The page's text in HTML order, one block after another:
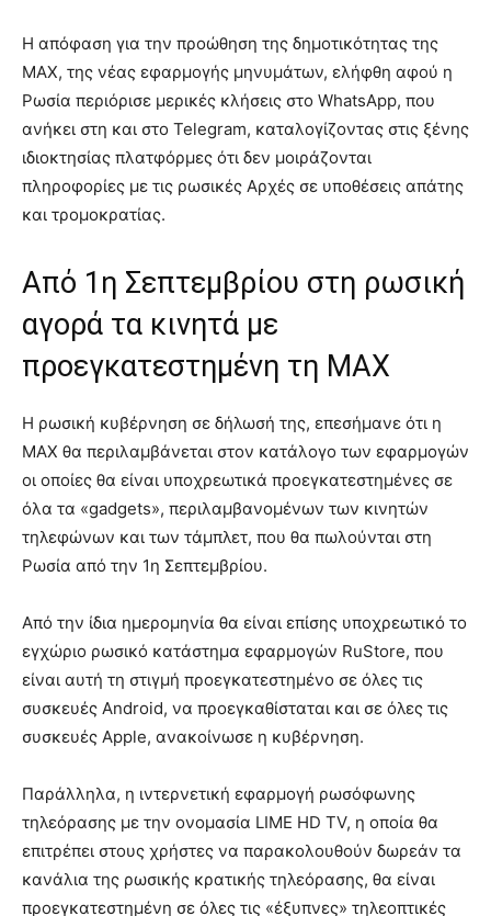
Η απόφαση για την προώθηση της δημοτικότητας της
MAX, της νέας εφαρμογής μηνυμάτων, ελήφθη αφού η
Ρωσία περιόρισε μερικές κλήσεις στο WhatsApp, που
ανήκει στη και στο Telegram, καταλογίζοντας στις ξένης
ιδιοκτησίας πλατφόρμες ότι δεν μοιράζονται
πληροφορίες με τις ρωσικές Αρχές σε υποθέσεις απάτης
και τρομοκρατίας.
Από 1η Σεπτεμβρίου στη ρωσική
αγορά τα κινητά με
προεγκατεστημένη τη MAX
Η ρωσική κυβέρνηση σε δήλωσή της, επεσήμανε ότι η
MAX θα περιλαμβάνεται στον κατάλογο των εφαρμογών
οι οποίες θα είναι υποχρεωτικά προεγκατεστημένες σε
όλα τα «gadgets», περιλαμβανομένων των κινητών
τηλεφώνων και των τάμπλετ, που θα πωλούνται στη
Ρωσία από την 1η Σεπτεμβρίου.
Από την ίδια ημερομηνία θα είναι επίσης υποχρεωτικό το
εγχώριο ρωσικό κατάστημα εφαρμογών RuStore, που
είναι αυτή τη στιγμή προεγκατεστημένο σε όλες τις
συσκευές Android, να προεγκαθίσταται και σε όλες τις
συσκευές Apple, ανακοίνωσε η κυβέρνηση.
Παράλληλα, η ιντερνετική εφαρμογή ρωσόφωνης
τηλεόρασης με την ονομασία LIME HD TV, η οποία θα
επιτρέπει στους χρήστες να παρακολουθούν δωρεάν τα
κανάλια της ρωσικής κρατικής τηλεόρασης, θα είναι
προεγκατεστημένη σε όλες τις «έξυπνες» τηλεοπτικές